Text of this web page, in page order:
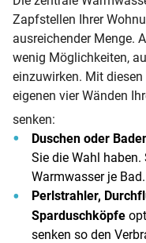
Zapfstellen Ihrer
ausreichender Menge.
wenig Möglichkeiten,
einzuwirken. Mit
eigenen vier Wänden
senken:
Duschen oder
Sie die Wahl
Warmwasser je Bad.
Perlstrahler,
Sparduschköpfe
senken so den